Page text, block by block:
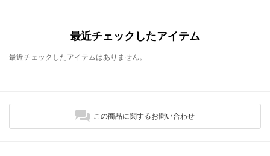
最近チェックしたアイテム
最近チェックしたアイテムはありません。
この商品に関するお問い合わせ